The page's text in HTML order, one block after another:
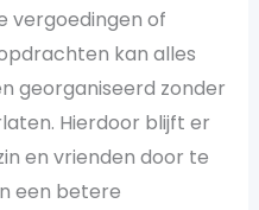
vergoedingen of
kan alles
georganiseerd zonder
Hierdoor blijft er
en vrienden door te
een betere